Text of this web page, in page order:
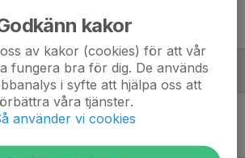
Gymnasium
Gul - Hjulsbro IK F 16 Vit
Sporthall
kakor
av kakor (cookies) för att vår
fungera bra för dig. De används
i syfte att hjälpa oss att
våra tjänster.
använder vi cookies